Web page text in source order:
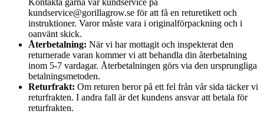
Kontakta gärna vår kundservice på
kundservice@gorillagrow.se för att få en returetikett och
instruktioner. Varor måste vara i originalförpackning och i
oanvänt skick.
Återbetalning: När vi har mottagit och inspekterat den
returnerade varan kommer vi att behandla din återbetalning
inom 5-7 vardagar. Återbetalningen görs via den ursprungliga
betalningsmetoden.
Returfrakt: Om returen beror på ett fel från vår sida täcker vi
returfrakten. I andra fall är det kundens ansvar att betala för
returfrakten.